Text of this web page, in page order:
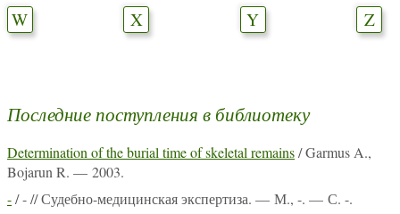
W
X Y Z
Последние поступления в библиотеку
Determination of the burial time of skeletal remains/ Garmus A.,
Bojarun R. — 2003.
-/ - // Судебно-медицинская экспертиза. — М., -. — С. -.